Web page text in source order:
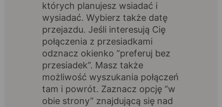
których planujesz wsiadać i
wysiadać. Wybierz także datę
przejazdu. Jeśli interesują Cię
połączenia z przesiadkami
odznacz okienko “preferuj bez
przesiadek”. Masz także
możliwość wyszukania połączeń
tam i powrót. Zaznacz opcję “w
obie strony” znajdującą się nad